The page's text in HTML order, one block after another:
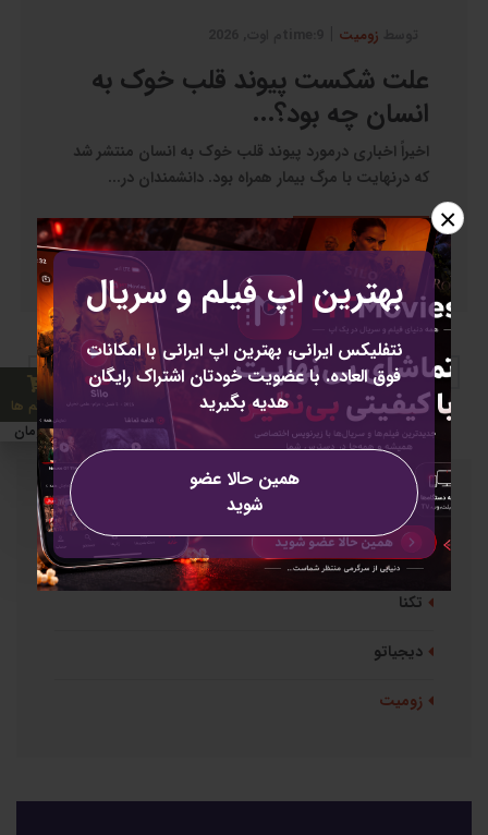
بهترین اپ فیلم و سریال
نتفلیکس ایرانی، بهترین اپ ایرانی با امکانات
فوق العاده. با عضویت خودتان اشتراک رایگان
هدیه بگیرید
همین حالا عضو
شوید
×
زومیت
علت شکست پیوند قلب خوک به
انسان چه بود؟...
اخیراً اخباری درمورد پیوند قلب خوک به انسان منتشر شد
که درنهایت با مرگ بیمار همراه بود. دانشمندان در...
خواندن بیشتر
‹
1
2
3
4
5
6
7
8
9
10
›
دسته بندی ها
همه
تکنا
دیجیاتو
زومیت
0 تومان